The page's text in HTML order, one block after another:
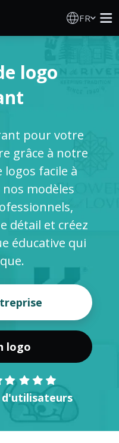
FR
logo
pour votre
grâce à notre
facile à
modèles
détail et créez
éducative qui
logo
d'utilisateurs